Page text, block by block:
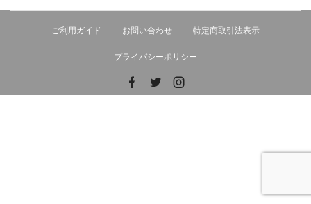
ご利用ガイド お問い合わせ 特定商取引法表示
プライバシーポリシー